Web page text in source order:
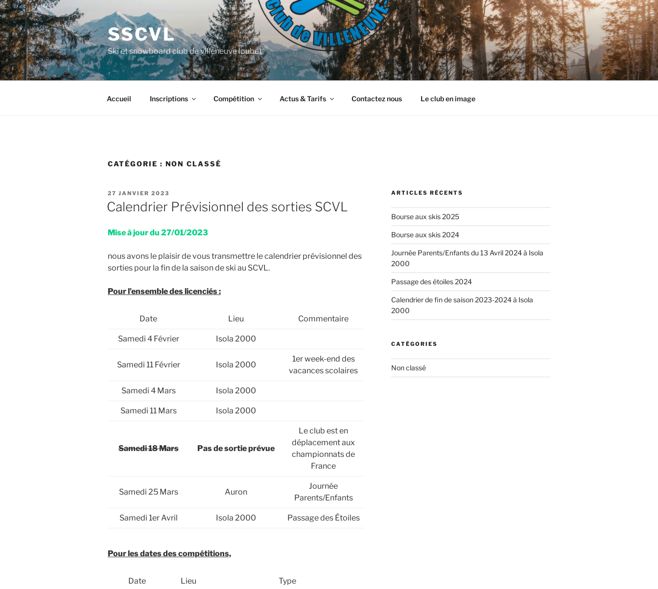
Aller
au
contenu
principal
SSCVL
Ski et snowboard club de villeneuve loubet
Accueil Inscriptions Compétition Actus & Tarifs Contactez nous Le club en image
CATÉGORIE : NON CLASSÉ
PUBLIÉ
LE
27 JANVIER 2023
Calendrier Prévisionnel des sorties SCVL
Mise à jour du 27/01/2023
nous avons le plaisir de vous transmettre le calendrier prévisionnel des
sorties pour la fin de la saison de ski au SCVL.
Pour l’ensemble des licenciés :
Date Lieu Commentaire
Samedi 4 Février Isola 2000
Samedi 11 Février Isola 2000
1er week-end des
vacances scolaires
Samedi 4 Mars Isola 2000
Samedi 11 Mars Isola 2000
Samedi 18 Mars Pas de sortie prévue
Le club est en
déplacement aux
championnats de
France
Samedi 25 Mars Auron
Journée
Parents/Enfants
Samedi 1er Avril Isola 2000 Passage des Étoiles
Pour les dates des compétitions,
Date Lieu Type
ARTICLES RÉCENTS
Bourse aux skis 2025
Bourse aux skis 2024
Journée Parents/Enfants du 13 Avril 2024 à Isola
2000
Passage des étoiles 2024
Calendrier de fin de saison 2023-2024 à Isola
2000
CATÉGORIES
Non classé